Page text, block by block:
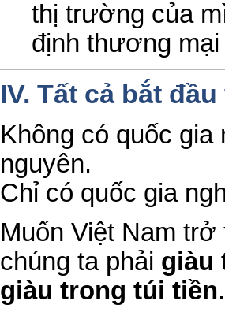
thị trường của
định thương
IV. Tất cả bắt
Không có quốc gia
nguyên.
Chỉ có quốc gia
Muốn Việt Nam
chúng ta phải giàu
giàu trong túi tiền.